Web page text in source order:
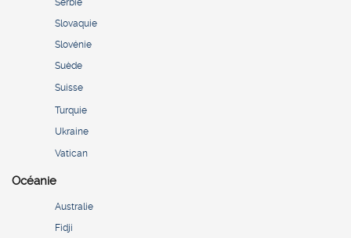
Slovaquie
Slovénie
Suède
Suisse
Turquie
Ukraine
Vatican
Océanie
Australie
Fidji